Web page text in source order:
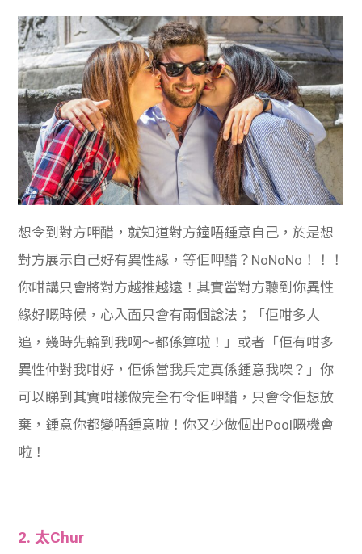
想令到對方呷醋，就知道對方鐘唔鍾意自己，於是想
對方展示自己好有異性緣，等佢呷醋？NoNoNo！！！
你咁講只會將對方越推越遠！其實當對方聽到你異性
緣好嘅時候，心入面只會有兩個諗法；「佢咁多人
追，幾時先輪到我啊～都係算啦！」或者「佢有咁多
異性仲對我咁好，佢係當我兵定真係鍾意我㗎？」你
可以睇到其實咁樣做完全冇令佢呷醋，只會令佢想放
棄，鍾意你都變唔鍾意啦！你又少做個出Pool嘅機會
啦！
2. 太Chur